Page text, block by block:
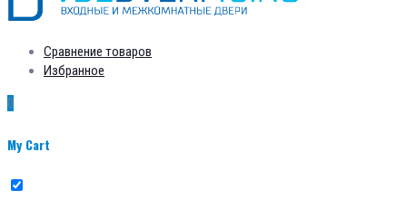
Сравнение товаров
Избранное
0
My Cart